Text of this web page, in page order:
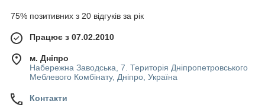
75% позитивних з 20 відгуків за рік
Працює з 07.02.2010
м. Дніпро
Набережна Заводська, 7. Територія Дніпропетровського
Меблевого Комбінату, Дніпро, Україна
Контакти